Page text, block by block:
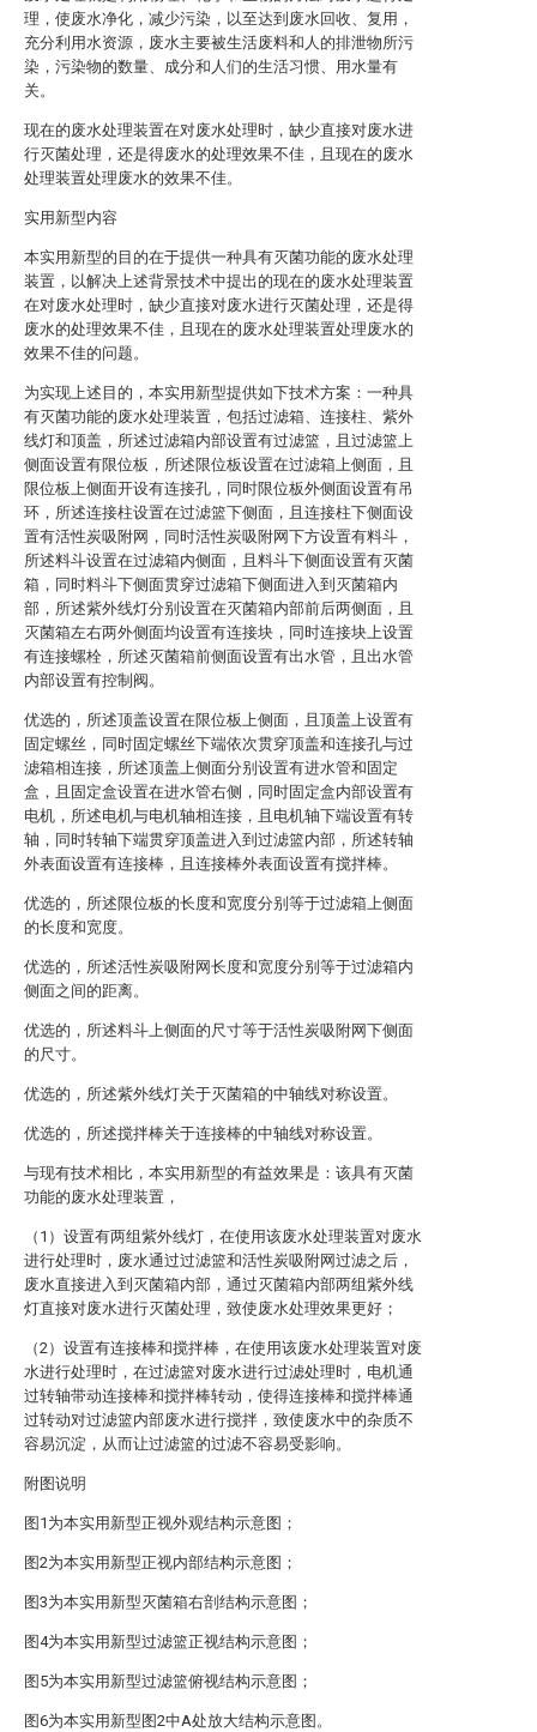
理，使废水净化，减少污染，以至达到废水回收、复用，
充分利用水资源，废水主要被生活废料和人的排泄物所污
染，污染物的数量、成分和人们的生活习惯、用水量有
关。
现在的废水处理装置在对废水处理时，缺少直接对废水进
行灭菌处理，还是得废水的处理效果不佳，且现在的废水
处理装置处理废水的效果不佳。
实用新型内容
本实用新型的目的在于提供一种具有灭菌功能的废水处理
装置，以解决上述背景技术中提出的现在的废水处理装置
在对废水处理时，缺少直接对废水进行灭菌处理，还是得
废水的处理效果不佳，且现在的废水处理装置处理废水的
效果不佳的问题。
为实现上述目的，本实用新型提供如下技术方案：一种具
有灭菌功能的废水处理装置，包括过滤箱、连接柱、紫外
线灯和顶盖，所述过滤箱内部设置有过滤篮，且过滤篮上
侧面设置有限位板，所述限位板设置在过滤箱上侧面，且
限位板上侧面开设有连接孔，同时限位板外侧面设置有吊
环，所述连接柱设置在过滤篮下侧面，且连接柱下侧面设
置有活性炭吸附网，同时活性炭吸附网下方设置有料斗，
所述料斗设置在过滤箱内侧面，且料斗下侧面设置有灭菌
箱，同时料斗下侧面贯穿过滤箱下侧面进入到灭菌箱内
部，所述紫外线灯分别设置在灭菌箱内部前后两侧面，且
灭菌箱左右两外侧面均设置有连接块，同时连接块上设置
有连接螺栓，所述灭菌箱前侧面设置有出水管，且出水管
内部设置有控制阀。
优选的，所述顶盖设置在限位板上侧面，且顶盖上设置有
固定螺丝，同时固定螺丝下端依次贯穿顶盖和连接孔与过
滤箱相连接，所述顶盖上侧面分别设置有进水管和固定
盒，且固定盒设置在进水管右侧，同时固定盒内部设置有
电机，所述电机与电机轴相连接，且电机轴下端设置有转
轴，同时转轴下端贯穿顶盖进入到过滤篮内部，所述转轴
外表面设置有连接棒，且连接棒外表面设置有搅拌棒。
优选的，所述限位板的长度和宽度分别等于过滤箱上侧面
的长度和宽度。
优选的，所述活性炭吸附网长度和宽度分别等于过滤箱内
侧面之间的距离。
优选的，所述料斗上侧面的尺寸等于活性炭吸附网下侧面
的尺寸。
优选的，所述紫外线灯关于灭菌箱的中轴线对称设置。
优选的，所述搅拌棒关于连接棒的中轴线对称设置。
与现有技术相比，本实用新型的有益效果是：该具有灭菌
功能的废水处理装置，
（1）设置有两组紫外线灯，在使用该废水处理装置对废水
进行处理时，废水通过过滤篮和活性炭吸附网过滤之后，
废水直接进入到灭菌箱内部，通过灭菌箱内部两组紫外线
灯直接对废水进行灭菌处理，致使废水处理效果更好；
（2）设置有连接棒和搅拌棒，在使用该废水处理装置对废
水进行处理时，在过滤篮对废水进行过滤处理时，电机通
过转轴带动连接棒和搅拌棒转动，使得连接棒和搅拌棒通
过转动对过滤篮内部废水进行搅拌，致使废水中的杂质不
容易沉淀，从而让过滤篮的过滤不容易受影响。
附图说明
图1为本实用新型正视外观结构示意图；
图2为本实用新型正视内部结构示意图；
图3为本实用新型灭菌箱右剖结构示意图；
图4为本实用新型过滤篮正视结构示意图；
图5为本实用新型过滤篮俯视结构示意图；
图6为本实用新型图2中A处放大结构示意图。